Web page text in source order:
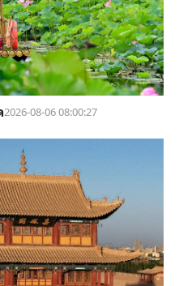
2026-08-06 08:00:27